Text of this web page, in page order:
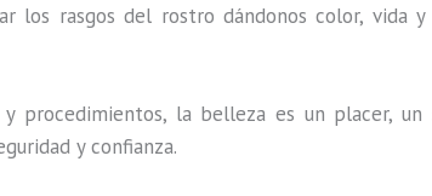
los rasgos del rostro dándonos color, vida
la belleza es un placer, un
y confianza.